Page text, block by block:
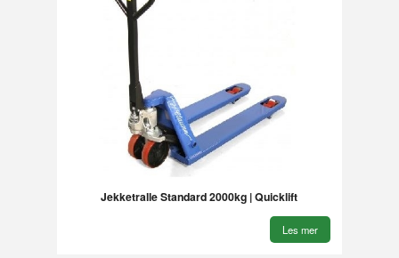
Jekketralle Standard 2000kg | Quicklift
Les mer